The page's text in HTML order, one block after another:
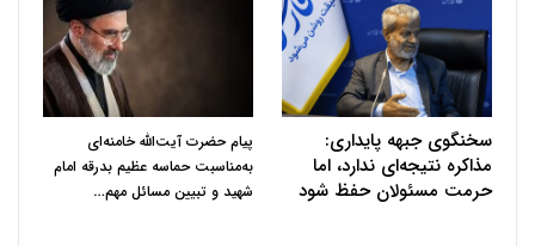
سخنگوی جبهه پایداری:
مذاکره نتیجه‌ای ندارد، اما
حرمت مسئولان حفظ شود
پیام حضرت آیت‌الله خامنه‌ای
به‌مناسبت حماسه عظیم بدرقه امام
شهید و تبیین مسائل مهم…